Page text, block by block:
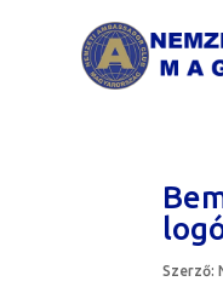
Szerző: